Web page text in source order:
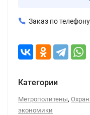
Заказ по
Категории
Метрополитены,
экономики